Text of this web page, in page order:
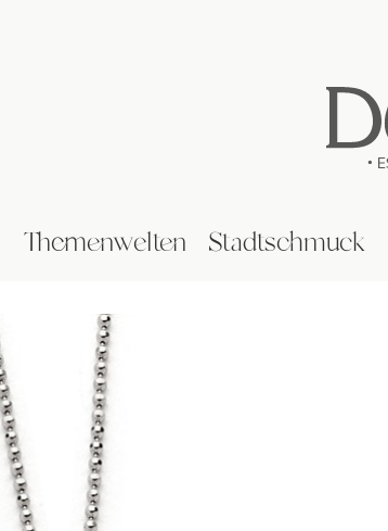
Themenwelten Stadtschmuck